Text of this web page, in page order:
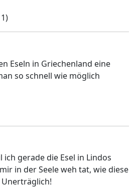
Eseln in Griechenland eine
so schnell wie möglich
gerade die Esel in Lindos
in der Seele weh tat, wie diese